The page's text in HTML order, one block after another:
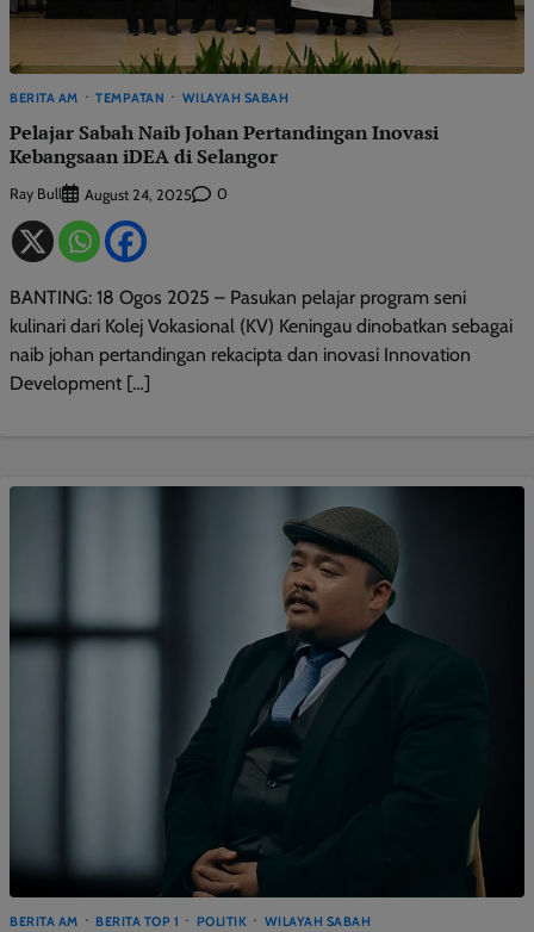
BERITA AM TEMPATAN WILAYAH SABAH
Pelajar Sabah Naib Johan Pertandingan Inovasi
Kebangsaan iDEA di Selangor
Ray Bull August 24, 2025 0
BANTING: 18 Ogos 2025 – Pasukan pelajar program seni
kulinari dari Kolej Vokasional (KV) Keningau dinobatkan sebagai
naib johan pertandingan rekacipta dan inovasi Innovation
Development […]
BERITA AM BERITA TOP 1 POLITIK WILAYAH SABAH